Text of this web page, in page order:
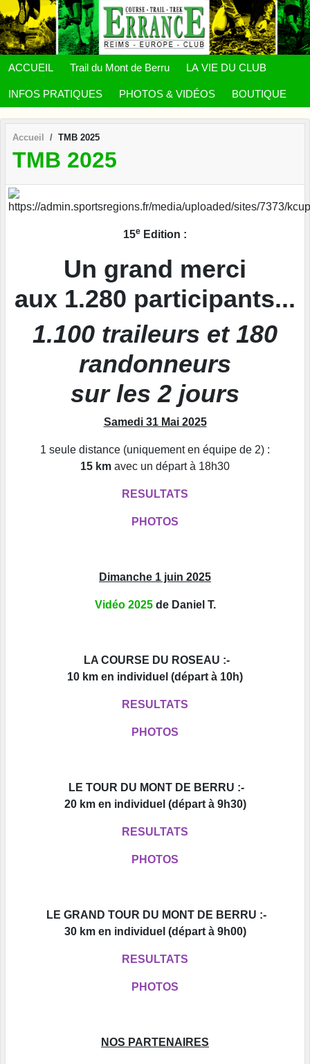
ACCUEIL Trail du Mont de Berru LA VIE DU CLUB
INFOS PRATIQUES PHOTOS & VIDÉOS BOUTIQUE
Accueil TMB 2025
TMB 2025
15e Edition :
Un grand merci
aux 1.280 participants...
1.100 traileurs et 180
randonneurs
sur les 2 jours
Samedi 31 Mai 2025
1 seule distance (uniquement en équipe de 2) :
15 km avec un départ à 18h30
RESULTATS
PHOTOS
Dimanche 1 juin 2025
Vidéo 2025de Daniel T.
LA COURSE DU ROSEAU :-
10 km en individuel (départ à 10h)
RESULTATS
PHOTOS
LE TOUR DU MONT DE BERRU :-
20 km en individuel (départ à 9h30)
RESULTATS
PHOTOS
LE GRAND TOUR DU MONT DE BERRU :-
30 km en individuel (départ à 9h00)
RESULTATS
PHOTOS
NOS PARTENAIRES
Panneau de gestion des cookies